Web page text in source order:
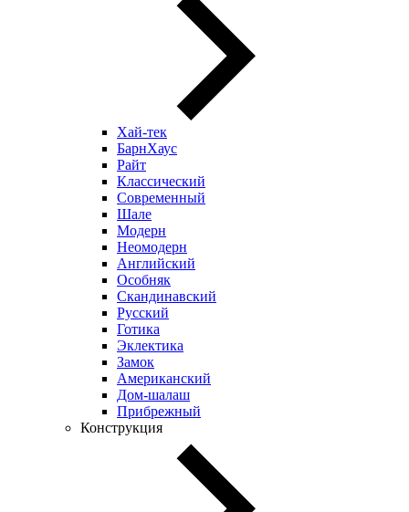
Хай-тек
БарнХаус
Райт
Классический
Современный
Шале
Модерн
Неомодерн
Английский
Особняк
Скандинавский
Русский
Готика
Эклектика
Замок
Американский
Дом-шалаш
Прибрежный
Конструкция